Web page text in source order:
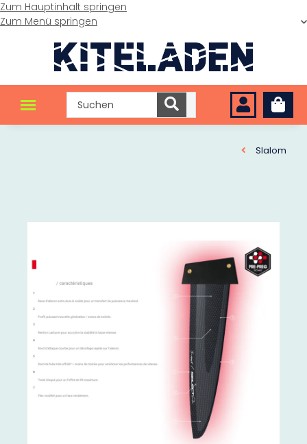
Zum Hauptinhalt springen
Zum Menü springen
Slalom